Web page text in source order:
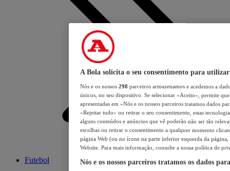
Futebol
A Bola solicita o seu consentimento para utilizar
Nós e os nossos 298 parceiros armazenamos e acedemos a
únicos, no seu dispositivo. Se selecionar «Aceito», permite
apresentadas em «Nós e os nossos parceiros tratamos dados
«Rejeitar tudo» ou retirar o seu consentimento, estas
alguns conteúdos e anúncios que vê poderão não ser tão
escolhas ou retirar o consentimento a qualquer momento
página Web (ou no ícone na parte inferior esquerda da página,
Website. Para mais informação, consulte a nossa política de
Nós e os nossos parceiros tratamos os dados